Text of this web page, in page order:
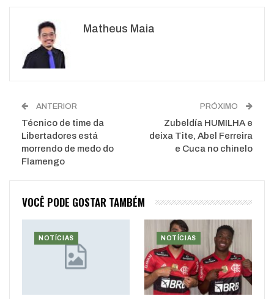
WhatsApp
Matheus Maia
ANTERIOR
Técnico de time da
Libertadores está
morrendo de medo do
Flamengo
PRÓXIMO
Zubeldía HUMILHA e
deixa Tite, Abel Ferreira
e Cuca no chinelo
VOCÊ PODE GOSTAR TAMBÉM
NOTÍCIAS NOTÍCIAS